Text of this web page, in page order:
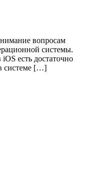
вопросам
системы.
есть достаточно
системе […]